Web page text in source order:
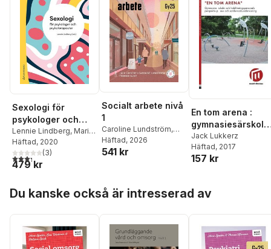
Sexologi för
psykologer och
psykoterapeuter
Lennie Lindberg, Maria
Carola-Bure,
Drevstam,Suzann
Larsdotter
Sundström
Häftad, 2020
3,3utav 5 stjärnor. Totalt antal röster:
(3)
479 kr
Socialt arbete nivå
1
Caroline Lundström,
Jack Lukkerz
Qvist
Häftad, 2026
541 kr
En tom arena :
och
alens perspektiv
sning
Jack Lukkerz
Häftad, 2017
157 kr
Du kanske också är intresserad av